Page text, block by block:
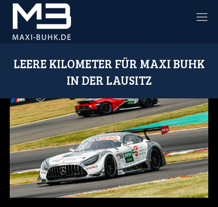
LEERE KILOMETER FÜR MAXI BUHK
IN DER LAUSITZ